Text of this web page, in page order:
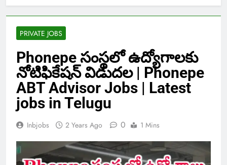
PRIVATE JOBS
Phonepe సంస్థలో ఉద్యోగాలకు
నోటిఫికేషన్ విడుదల | Phonepe
ABT Advisor Jobs | Latest
jobs in Telugu
Inbjobs 2 Years Ago 0 1 Mins